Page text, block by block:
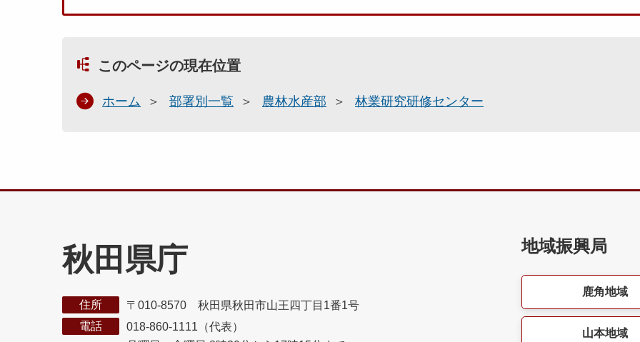
このページの現在位置
ホーム 部署別一覧 農林水産部 林業研究研修センター
秋田県庁
住所
〒010-8570 秋田県秋田市山王四丁目1番1号
電話
018-860-1111（代表）
地域振興局
鹿角地域
山本地域